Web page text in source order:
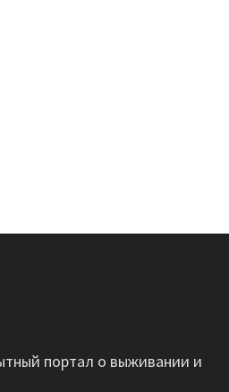
портал о выживании и